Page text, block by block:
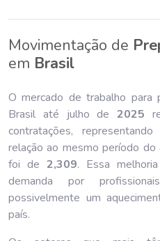
Movimentação de
em Brasil
O mercado de trabalho para
Brasil até julho de2025
contratações,
relação ao mesmo período
foi de 2,309. Essa
demanda por
possivelmente um
país.